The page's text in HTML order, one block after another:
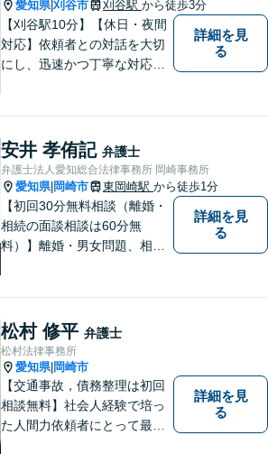
愛知県|刈谷市 刈谷駅 から徒歩3分
【刈谷駅10分】【休日・夜間
対応】依頼者との対話を大切
にし、迅速かつ丁寧な対応を
サービスを提供。【駐車場完
備】
詳細を見
る
安井 孝侑記 弁護士
弁護士法人愛知総合法律事務所 岡崎事務所
愛知県| 岡崎市 東岡崎駅 から徒歩1分
【初回30分無料相談（離婚・
相続の面談相談は60分無
料）】離婚・男女問題、相
り。】【土日対応（要予
約）】
詳細を見
る
松村 修平 弁護士
松村法律事務所
愛知県| 岡崎市
【交通事故，債務整理は初回
相談無料】社会人経験で培っ
た人間力依頼者にとって最大
詳細を見
る